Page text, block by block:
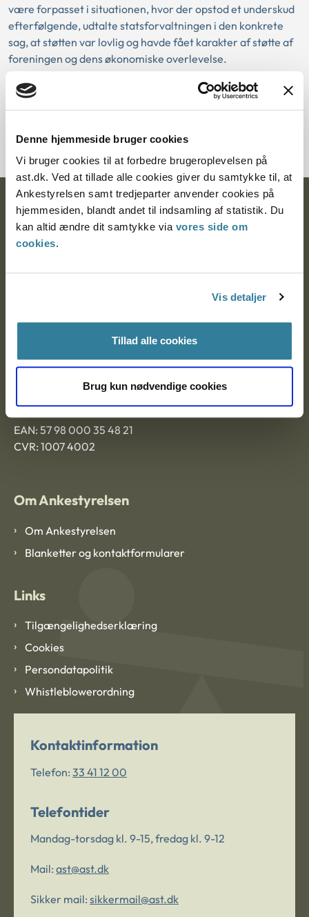
Denne hjemmeside bruger cookies
Vi bruger cookies til at forbedre brugeroplevelsen på
ast.dk. Ved at tillade alle cookies giver du samtykke til, at
Ankestyrelsen samt tredjeparter anvender cookies på
hjemmesiden, blandt andet til indsamling af statistik. Du
kan altid ændre dit samtykke via vores side om
cookies.
Vis detaljer
Tillad alle cookies
Brug kun nødvendige cookies
være forpasset i situationen, hvor der opstod et underskud
efterfølgende, udtalte statsforvaltningen i den konkrete
sag, at støtten var lovlig og havde fået karakter af støtte af
foreningen og dens økonomiske overlevelse.
Download PDF
Ankestyrelsen
Postadresse:
Ankestyrelsen Aalborg
EAN: 57 98 000 35 48 21
CVR: 1007 4002
Om Ankestyrelsen
Om Ankestyrelsen
Blanketter og kontaktformularer
Links
Tilgængelighedserklæring
Cookies
Persondatapolitik
Whistleblowerordning
Kontaktinformation
Telefon: 33 41 12 00
Telefontider
Mandag-torsdag kl. 9-15, fredag kl. 9-12
Mail: ast@ast.dk
Sikker mail: sikkermail@ast.dk